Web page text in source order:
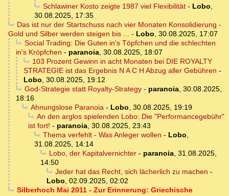
Schlawiner Kosto zeigte 1987 viel Flexibilität- Lobo,
30.08.2025, 17:35
Das ist nur der Startschuss nach vier Monaten Konsolidierung -
Gold und Silber werden steigen bis ... - Lobo, 30.08.2025, 17:07
Social Trading: Die Guten in's Töpfchen und die schlechten
in's Kröpfchen - paranoia, 30.08.2025, 18:07
103 Prozent Gewinn in acht Monaten bei DIE ROYALTY
STRATEGIE ist das Ergebnis N A C H Abzug aller Gebühren -
Lobo, 30.08.2025, 19:12
God-Strategie statt Royalty-Strategy- paranoia, 30.08.2025,
18:16
Ahnungslose Paranoia- Lobo, 30.08.2025, 19:19
An den arglos spielenden Lobo: Die "Performancegebühr"
ist fort! - paranoia, 30.08.2025, 23:43
Thema verfehlt - Was Anleger wollen - Lobo,
31.08.2025, 14:14
Lobo, der Kapitalvernichter- paranoia, 31.08.2025,
14:50
Jeder hat das Recht, sich lächerlich zu machen -
Lobo, 02.09.2025, 02:02
Silberhoch Mai 2011 - Zur Erinnerung: Griechische